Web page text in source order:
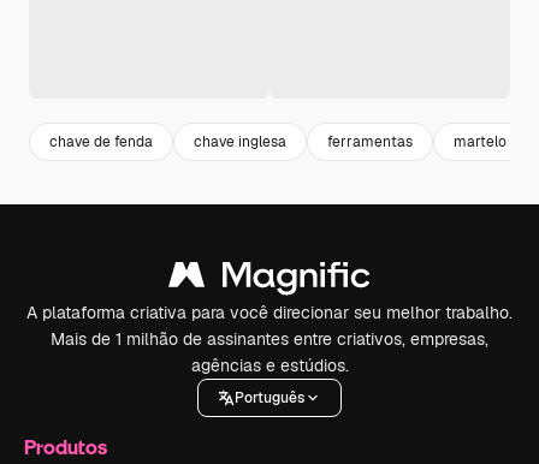
chave de fenda chave inglesa ferramentas martelo
A plataforma criativa para você direcionar seu melhor trabalho.
Mais de 1 milhão de assinantes entre criativos, empresas,
agências e estúdios.
Português
Produtos